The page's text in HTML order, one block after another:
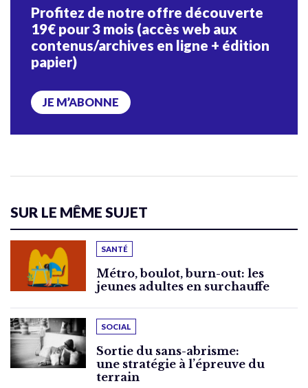
Profitez de notre offre découverte
19€ pour 3 mois (accès web aux
contenus/archives en ligne + édition
papier)
JE M’ABONNE
SUR LE MÊME SUJET
SANTÉ
Métro, boulot, burn-out: les
jeunes adultes en surchauffe
SOCIAL
Sortie du sans-abrisme:
une stratégie à l’épreuve du
terrain